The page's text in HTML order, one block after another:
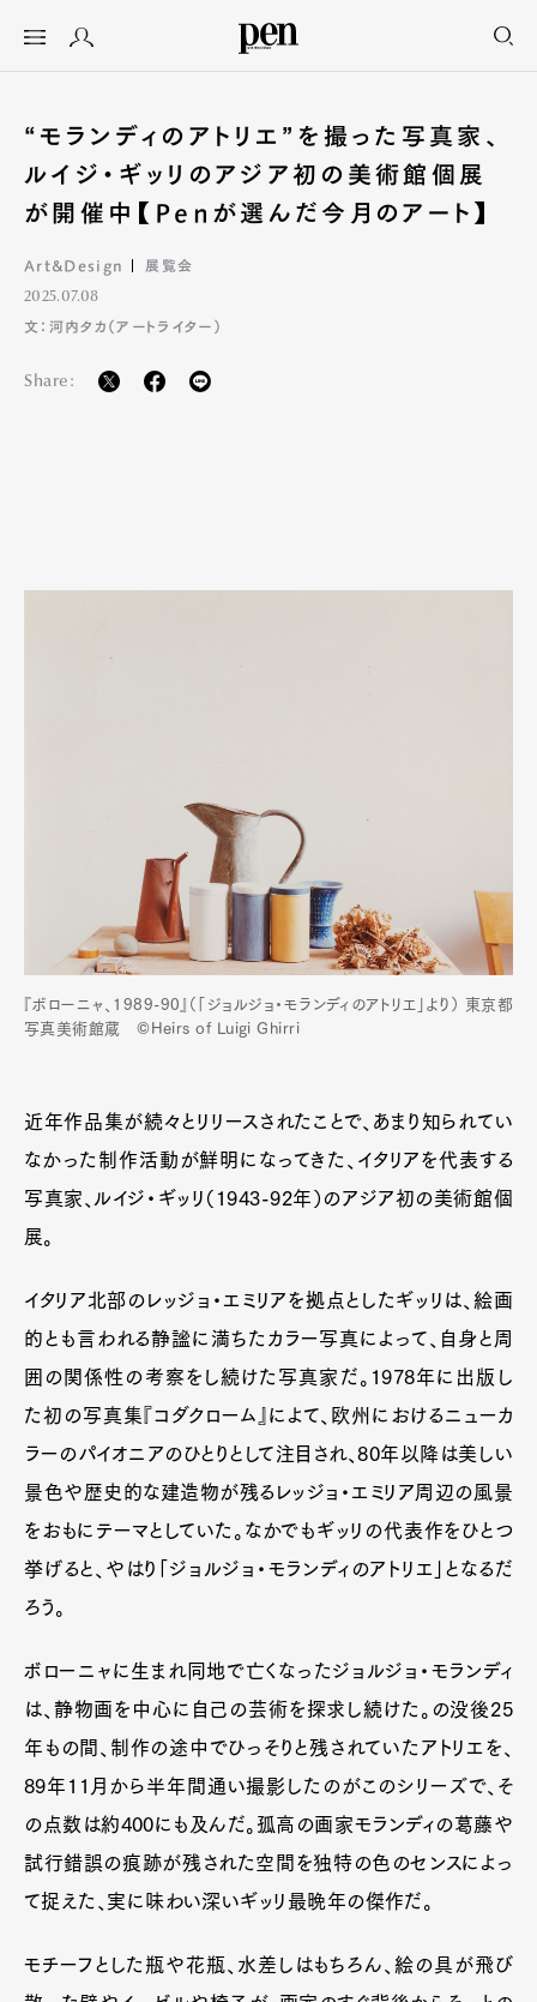
“モランディのアトリエ”を撮った写真家、
ルイジ・ギッリのアジア初の美術館個展
が開催中【Penが選んだ今月のアート】
Art&Design 展覧会
2025.07.08
文：河内タカ（アートライター）
Share:
『ボローニャ、1989-90』（「ジョルジョ・モランディのアトリエ」より） 東京都
写真美術館蔵 ©Heirs of Luigi Ghirri
近年作品集が続々とリリースされたことで、あまり知られてい
なかった制作活動が鮮明になってきた、イタリアを代表する
写真家、ルイジ・ギッリ（1943-92年）のアジア初の美術館個
展。
イタリア北部のレッジョ・エミリアを拠点としたギッリは、絵画
的とも言われる静謐に満ちたカラー写真によって、自身と周
囲の関係性の考察をし続けた写真家だ。1978年に出版し
た初の写真集『コダクローム』によて、欧州におけるニューカ
ラーのパイオニアのひとりとして注目され、80年以降は美しい
景色や歴史的な建造物が残るレッジョ・エミリア周辺の風景
をおもにテーマとしていた。なかでもギッリの代表作をひとつ
挙げると、やはり「ジョルジョ・モランディのアトリエ」となるだ
ろう。
ボローニャに生まれ同地で亡くなったジョルジョ・モランディ
は、静物画を中心に自己の芸術を探求し続けた。の没後25
年もの間、制作の途中でひっそりと残されていたアトリエを、
89年11月から半年間通い撮影したのがこのシリーズで、そ
の点数は約400にも及んだ。孤高の画家モランディの葛藤や
試行錯誤の痕跡が残された空間を独特の色のセンスによっ
て捉えた、実に味わい深いギッリ最晩年の傑作だ。
モチーフとした瓶や花瓶、水差しはもちろん、絵の具が飛び